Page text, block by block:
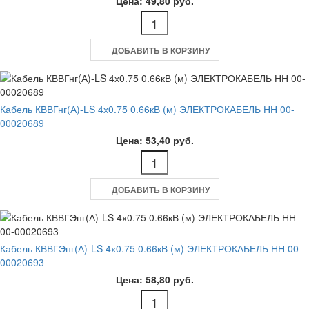
ДОБАВИТЬ В КОРЗИНУ
Кабель КВВГнг(А)-LS 4х0.75 0.66кВ (м) ЭЛЕКТРОКАБЕЛЬ НН 00-
00020689
Цена: 53,40 руб.
ДОБАВИТЬ В КОРЗИНУ
Кабель КВВГЭнг(А)-LS 4х0.75 0.66кВ (м) ЭЛЕКТРОКАБЕЛЬ НН 00-
00020693
Цена: 58,80 руб.